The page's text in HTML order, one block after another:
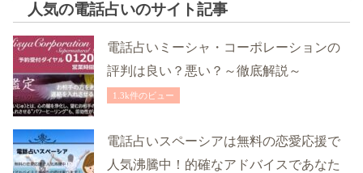
人気の電話占いのサイト記事
電話占いミーシャ・コーポレーションの
評判は良い？悪い？～徹底解説～
1.3k件のビュー
電話占いスペーシアは無料の恋愛応援で
人気沸騰中！的確なアドバイスであなた